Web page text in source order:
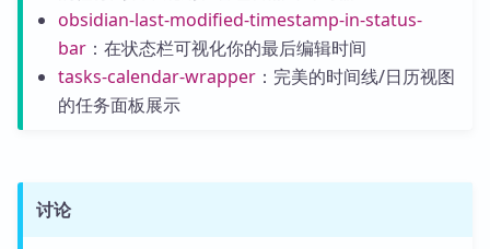
obsidian-last-modified-timestamp-in-status-
bar：在状态栏可视化你的最后编辑时间
tasks-calendar-wrapper：完美的时间线/日历视图
的任务面板展示
讨论